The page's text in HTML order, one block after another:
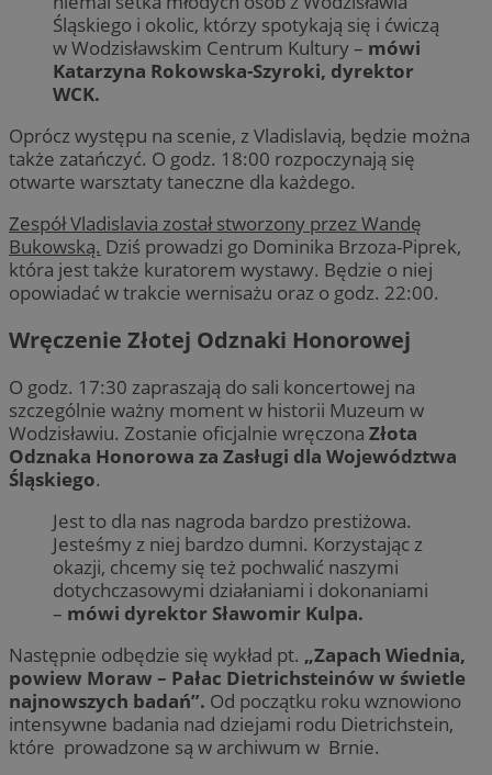
Śląskiego i okolic, którzy spotykają się i ćwiczą
w Wodzisławskim Centrum Kultury – mówi
Katarzyna Rokowska-Szyroki, dyrektor
WCK.
Oprócz występu na scenie, z Vladislavią, będzie można
także zatańczyć. O godz. 18:00 rozpoczynają się
otwarte warsztaty taneczne dla każdego.
Zespół Vladislavia został stworzony przez Wandę
Bukowską. Dziś prowadzi go Dominika Brzoza-Piprek,
która jest także kuratorem wystawy. Będzie o niej
opowiadać w trakcie wernisażu oraz o godz. 22:00.
Wręczenie Złotej Odznaki Honorowej
O godz. 17:30 zapraszają do sali koncertowej na
szczególnie ważny moment w historii Muzeum w
Wodzisławiu. Zostanie oficjalnie wręczona Złota
Odznaka Honorowa za Zasługi dla Województwa
Śląskiego.
Jest to dla nas nagroda bardzo prestiżowa.
Jesteśmy z niej bardzo dumni. Korzystając z
okazji, chcemy się też pochwalić naszymi
dotychczasowymi działaniami i dokonaniami
– mówi dyrektor Sławomir Kulpa.
Następnie odbędzie się wykład pt. „Zapach Wiednia,
powiew Moraw – Pałac Dietrichsteinów w świetle
najnowszych badań”. Od początku roku wznowiono
intensywne badania nad dziejami rodu Dietrichstein,
które prowadzone są w archiwum w Brnie.